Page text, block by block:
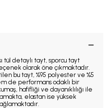
tül detaylı tayt, sporcu tayt
olarak öne çıkmaktadır.
bu tayt, %95 polyester ve %5
de performans odaklı bir
hafifliği ve dayanıklılığı ile
elastan ise yüksek